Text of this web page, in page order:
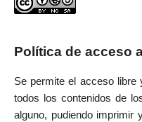
Política de acceso
Se permite el acceso libre
todos los contenidos de
alguno, pudiendo imprimir